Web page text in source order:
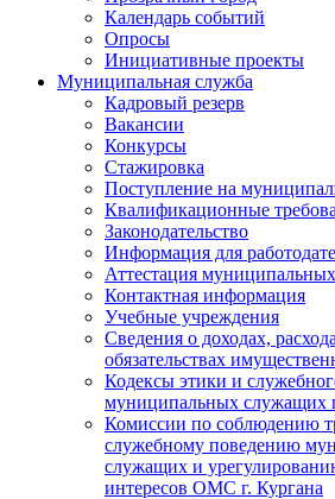
Календарь событий
Опросы
Инициативные проекты
Муниципальная служба
Кадровый резерв
Вакансии
Конкурсы
Стажировка
Поступление на
Квалификационные
Законодательство
Информация для
Аттестация
Контактная информация
Учебные учреждения
Сведения о доходах,
обязательствах
Кодексы этики и
муниципальных служащих
Комиссии по соблюдению
служебному поведению
служащих и
интересов ОМС г. Кургана